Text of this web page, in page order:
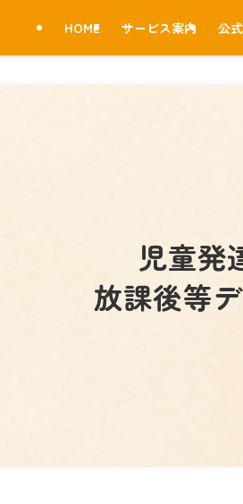
HOME サービス案内 公
児童発
放課後等